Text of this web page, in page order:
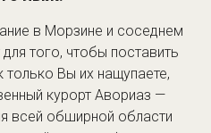
в Морзине и соседнем
того, чтобы поставить
Вы их нащупаете,
курорт Авориаз —
всей обширной области